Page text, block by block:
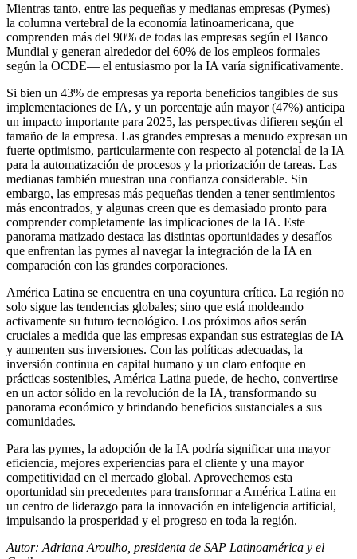
Mientras tanto, entre las pequeñas y medianas empresas (Pymes) —
la columna vertebral de la economía latinoamericana, que
comprenden más del 90% de todas las empresas según el Banco
Mundial y generan alrededor del 60% de los empleos formales
según la OCDE— el entusiasmo por la IA varía significativamente.
Si bien un 43% de empresas ya reporta beneficios tangibles de sus
implementaciones de IA, y un porcentaje aún mayor (47%) anticipa
un impacto importante para 2025, las perspectivas difieren según el
tamaño de la empresa. Las grandes empresas a menudo expresan un
fuerte optimismo, particularmente con respecto al potencial de la IA
para la automatización de procesos y la priorización de tareas. Las
medianas también muestran una confianza considerable. Sin
embargo, las empresas más pequeñas tienden a tener sentimientos
más encontrados, y algunas creen que es demasiado pronto para
comprender completamente las implicaciones de la IA. Este
panorama matizado destaca las distintas oportunidades y desafíos
que enfrentan las pymes al navegar la integración de la IA en
comparación con las grandes corporaciones.
América Latina se encuentra en una coyuntura crítica. La región no
solo sigue las tendencias globales; sino que está moldeando
activamente su futuro tecnológico. Los próximos años serán
cruciales a medida que las empresas expandan sus estrategias de IA
y aumenten sus inversiones. Con las políticas adecuadas, la
inversión continua en capital humano y un claro enfoque en
prácticas sostenibles, América Latina puede, de hecho, convertirse
en un actor sólido en la revolución de la IA, transformando su
panorama económico y brindando beneficios sustanciales a sus
comunidades.
Para las pymes, la adopción de la IA podría significar una mayor
eficiencia, mejores experiencias para el cliente y una mayor
competitividad en el mercado global. Aprovechemos esta
oportunidad sin precedentes para transformar a América Latina en
un centro de liderazgo para la innovación en inteligencia artificial,
impulsando la prosperidad y el progreso en toda la región.
Autor: Adriana Aroulho, presidenta de SAP Latinoamérica y el